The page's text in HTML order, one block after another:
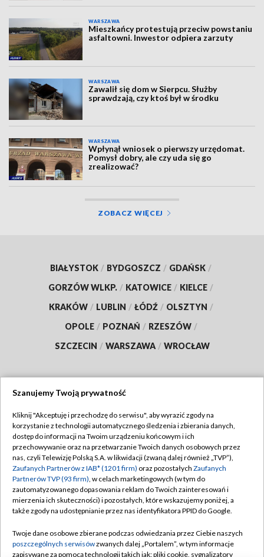
WARSZAWA
Mieszkańcy protestują przeciw powstaniu
asfaltowni. Inwestor odpiera zarzuty
WARSZAWA
Zawalił się dom w Sierpcu. Służby
sprawdzają, czy ktoś był w środku
WARSZAWA
Wpłynął wniosek o pierwszy urzędomat.
Pomysł dobry, ale czy uda się go
zrealizować?
ZOBACZ WIĘCEJ
BIAŁYSTOK / BYDGOSZCZ / GDAŃSK /
GORZÓW WLKP. / KATOWICE / KIELCE /
KRAKÓW / LUBLIN / ŁÓDŹ / OLSZTYN /
OPOLE / POZNAŃ / RZESZÓW /
SZCZECIN / WARSZAWA / WROCŁAW
TVP
Abonament TVP
Emisja w TVP
Centrum informacji TVP
Naziemna Telewizja Cyfrowa
Rada Programowa
Regulamin TVP
Polityka prywatności
Moje zgody
Pomoc
Kontakt
Szanujemy Twoją prywatność
Kliknij "Akceptuję i przechodzę do serwisu", aby wyrazić zgody na
korzystanie z technologii automatycznego śledzenia i zbierania danych,
dostęp do informacji na Twoim urządzeniu końcowym i ich
przechowywanie oraz na przetwarzanie Twoich danych osobowych przez
nas, czyli Telewizję Polską S.A. w likwidacji (zwaną dalej również „TVP”),
Zaufanych Partnerów z IAB* (1201 firm) oraz pozostałych Zaufanych
Partnerów TVP (93 firm), w celach marketingowych (w tym do
zautomatyzowanego dopasowania reklam do Twoich zainteresowań i
mierzenia ich skuteczności) i pozostałych, które wskazujemy poniżej, a
także zgody na udostępnianie przez nas identyfikatora PPID do Google.
Twoje dane osobowe zbierane podczas odwiedzania przez Ciebie naszych
poszczególnych serwisówzwanych dalej „Portalem”, w tym informacje
zapisywane za pomocą technologii takich jak: pliki cookie, sygnalizatory